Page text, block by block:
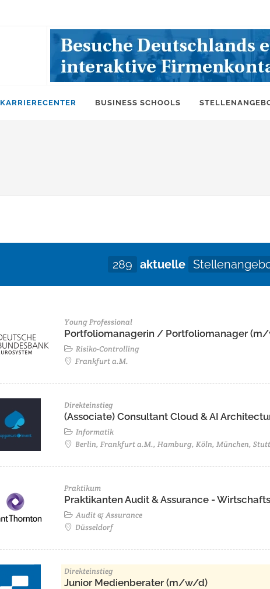
KARRIERECENTER BUSINESS SCHOOLS
289 aktuelle
Young Professional
Portfoliomanagerin / Portfoliomanager
Risiko-Controlling
Frankfurt a.M.
Direkteinstieg
(Associate) Consultant Cloud & AI
Informatik
Berlin, Frankfurt a.M., Hamburg, Köln, München,
Praktikum
Praktikanten Audit & Assurance -
Audit & Assurance
Düsseldorf
Direkteinstieg
Junior Medienberater (m/w/d)